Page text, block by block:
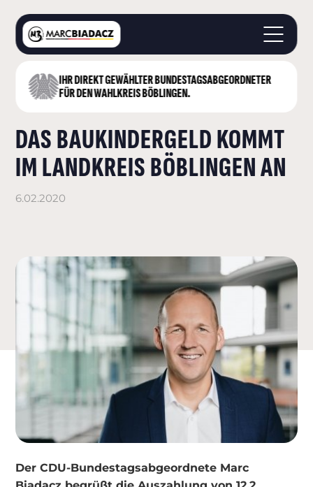
IHR DIREKT GEWÄHLTER BUNDESTAGS­ABGEORDNETER
FÜR DEN WAHLKREIS BÖBLINGEN.
STARTSEITE
LANDKREIS BÖBLINGEN
DEUTSCHER BUNDESTAG
AKTUELLES
DAS BAUKINDERGELD KOMMT
IM LANDKREIS BÖBLINGEN AN
6.02.2020
Der CDU-Bundestagsabgeordnete Marc